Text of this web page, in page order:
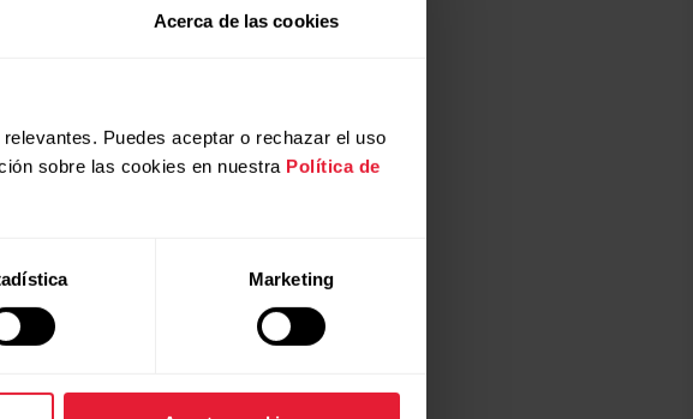
Acerca de las cookies
Puedes aceptar o rechazar el uso
sobre las cookies en nuestra Política de
Marketing
más populares en un
más sexy) y asequible.